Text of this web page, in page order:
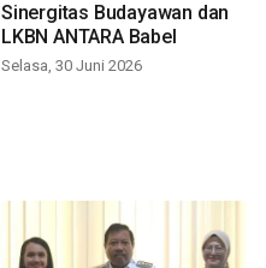
Sinergitas Budayawan dan
LKBN ANTARA Babel
Selasa, 30 Juni 2026